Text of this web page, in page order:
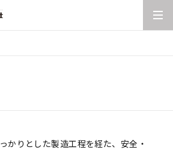
かりとした製造工程を経た、安全・